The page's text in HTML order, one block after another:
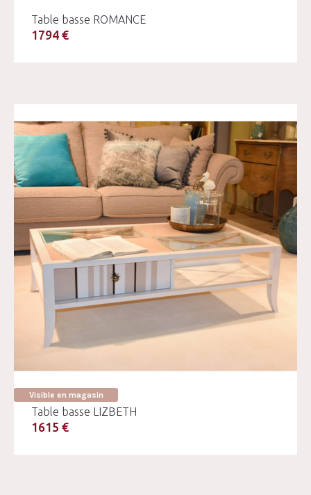
Table basse ROMANCE
1794 €
Visible en magasin
Table basse LIZBETH
1615 €